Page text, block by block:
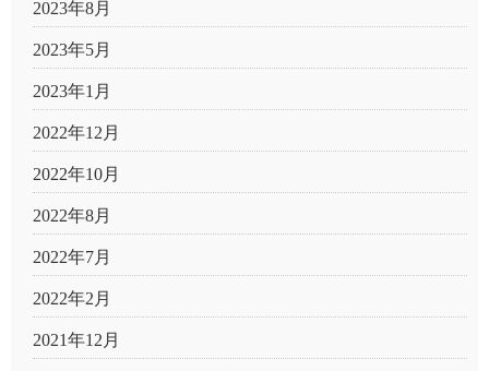
2023年8月
2023年5月
2023年1月
2022年12月
2022年10月
2022年8月
2022年7月
2022年2月
2021年12月